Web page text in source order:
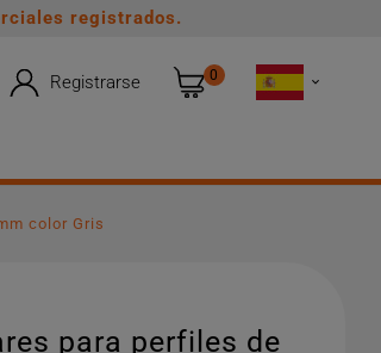
registrados.
Registrarse 0 
color Gris
para perfiles de